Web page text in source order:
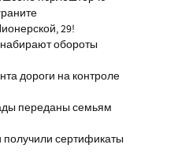
29!
обороты
дороги на контроле
переданы семьям
сертификаты